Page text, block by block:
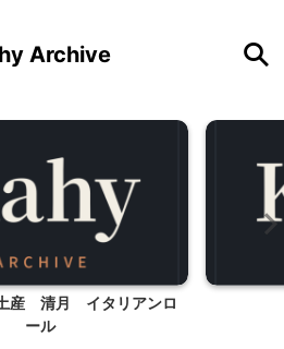
Archive
産 清月 イタリアンロ
ール